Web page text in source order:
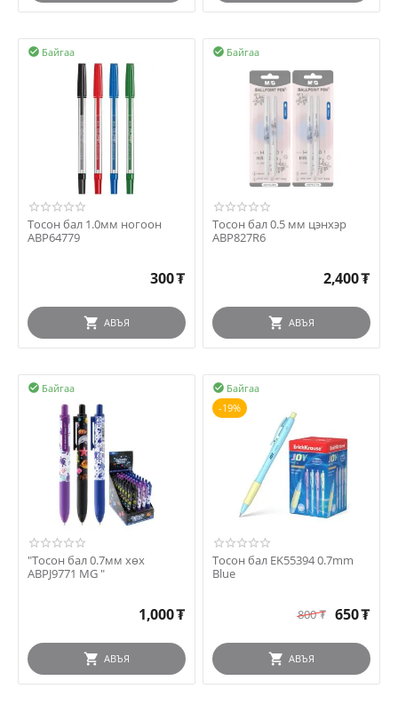
Байгаа

Тосон бал 1.0мм ногоон
ABP64779
300₮
АВЪЯ
Байгаа

Тосон бал 0.5 мм цэнхэр
ABP827R6
2,400₮
АВЪЯ
Байгаа

"Тосон бал 0.7мм хөх
ABPJ9771 MG "
1,000₮
АВЪЯ
Байгаа

-19%
Тосон бал EK55394 0.7mm
Blue
800₮ 650₮
АВЪЯ